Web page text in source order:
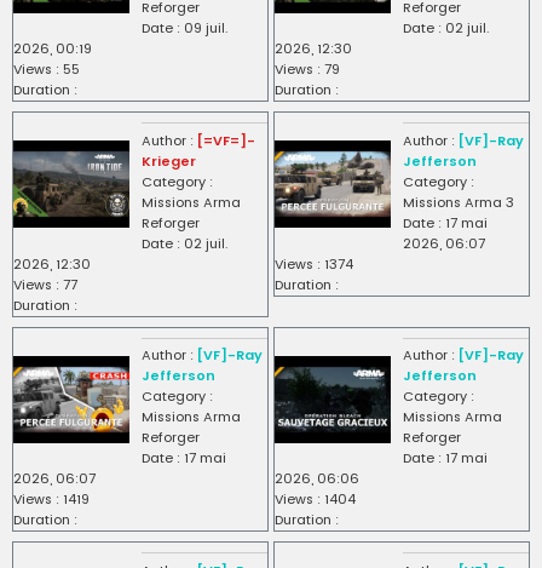
Reforger
Date : 09 juil.
2026, 00:19
Views : 55
Duration :
Reforger
Date : 02 juil.
2026, 12:30
Views : 79
Duration :
Author : [=VF=]-
Krieger
Category :
Missions Arma
Reforger
Date : 02 juil.
2026, 12:30
Views : 77
Duration :
Author : [VF]-Ray
Jefferson
Category :
Missions Arma 3
Date : 17 mai
2026, 06:07
Views : 1374
Duration :
Author : [VF]-Ray
Jefferson
Category :
Missions Arma
Reforger
Date : 17 mai
2026, 06:07
Views : 1419
Duration :
Author : [VF]-Ray
Jefferson
Category :
Missions Arma
Reforger
Date : 17 mai
2026, 06:06
Views : 1404
Duration :